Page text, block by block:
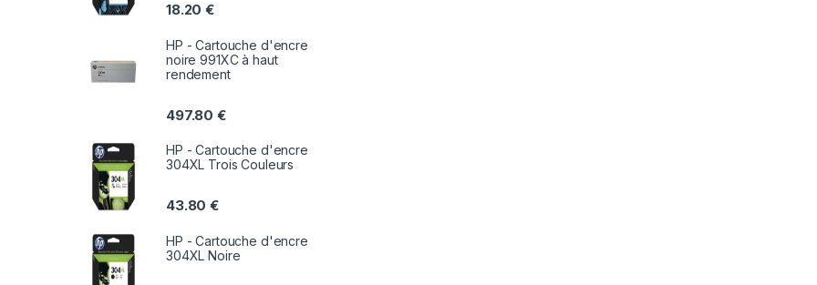
18.20€
HP - Cartouche d'encre
noire 991XC à haut
rendement
497.80€
HP - Cartouche d'encre
304XL Trois Couleurs
43.80€
HP - Cartouche d'encre
304XL Noire